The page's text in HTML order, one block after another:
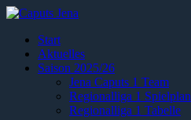
Start
Aktuelles
Saison 2025/26
Jena Caputs 1 Team
Regionalliga 1 Spielplan
Regionalliga 1 Tabelle